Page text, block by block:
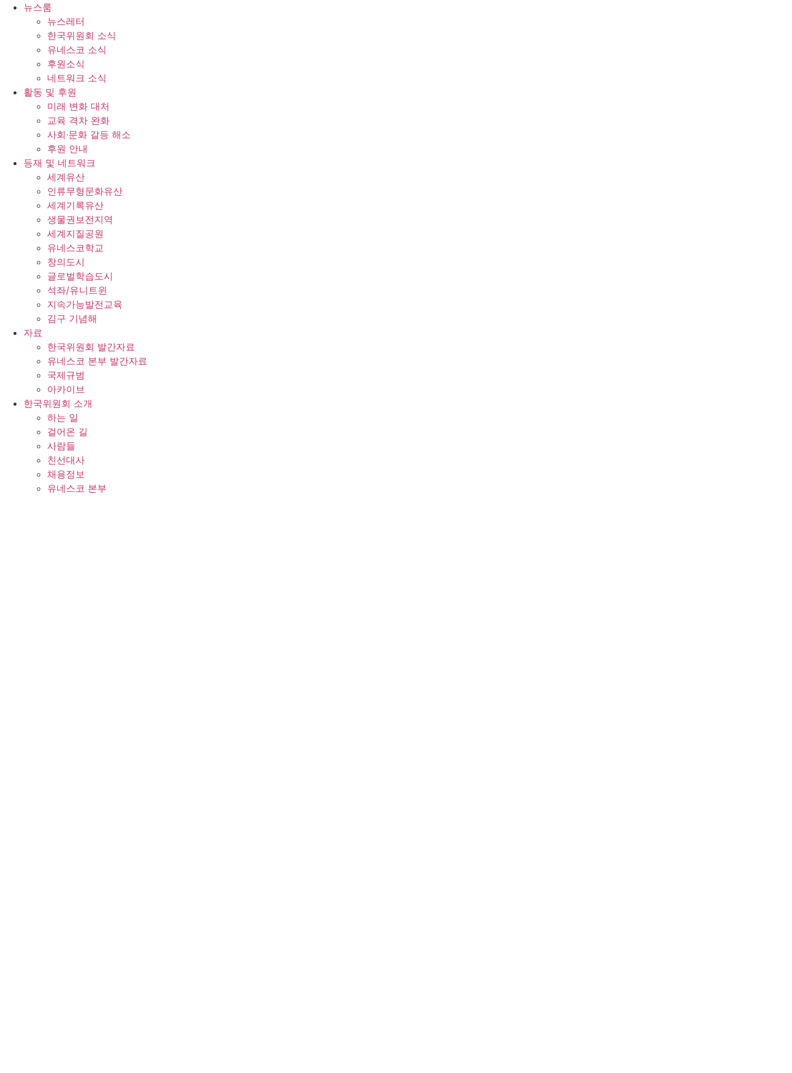
뉴스룸
뉴스레터
한국위원회 소식
유네스코 소식
후원소식
네트워크 소식
활동 및 후원
미래 변화 대처
교육 격차 완화
사회∙문화 갈등 해소
후원 안내
등재 및 네트워크
세계유산
인류무형문화유산
세계기록유산
생물권보전지역
세계지질공원
유네스코학교
창의도시
글로벌학습도시
석좌/유니트윈
지속가능발전교육
김구 기념해
자료
한국위원회 발간자료
유네스코 본부 발간자료
국제규범
아카이브
한국위원회 소개
하는 일
걸어온 길
사람들
친선대사
채용정보
유네스코 본부